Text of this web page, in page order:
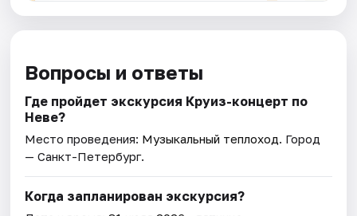
Вопросы и ответы
Где пройдет экскурсия Круиз-концерт по
Неве?
Место проведения: Музыкальный теплоход. Город
— Санкт-Петербург.
Когда запланирован экскурсия?